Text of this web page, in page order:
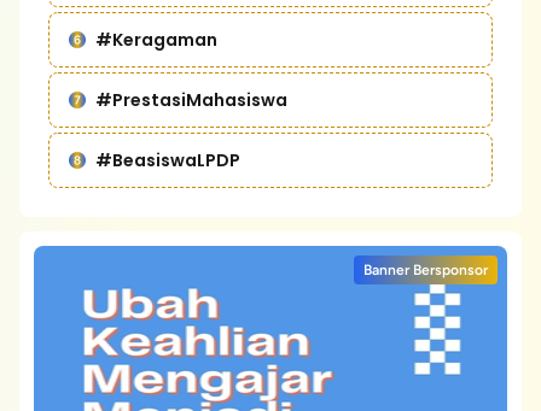
#Keragaman
#PrestasiMahasiswa
#BeasiswaLPDP
Banner Bersponsor